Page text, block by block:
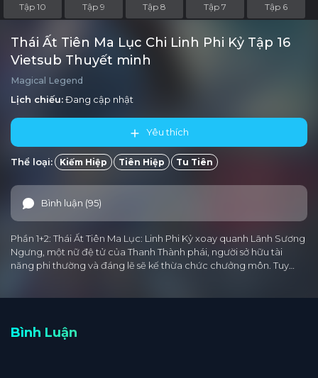
Tập 10 Tập 9 Tập 8 Tập 7 Tập 6
Tập 5 Tập 3 Tập 2
Thái Ất Tiên Ma Lục Chi Linh Phi Kỷ Tập 16
Vietsub Thuyết minh
Magical Legend
Lịch chiếu:Đang cập nhật
Yêu thích
Thể loại: Kiếm Hiệp Tiên Hiệp Tu Tiên
Bình luận (95)
Phần 1+2: Thái Ất Tiên Ma Lục: Linh Phi Kỷ xoay quanh Lãnh Sương
Ngưng, một nữ đệ tử của Thanh Thành phái, người sở hữu tài
năng phi thường và đáng lẽ sẽ kế thừa chức chưởng môn. Tuy…
Bình Luận